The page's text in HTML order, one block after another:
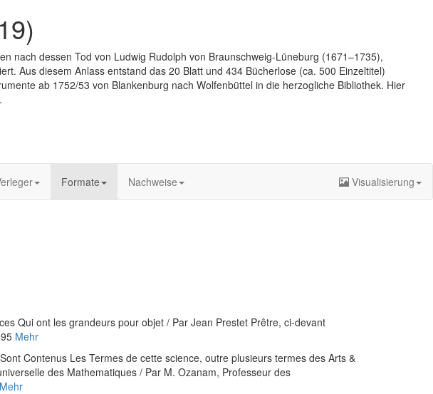
nach dessen Tod von Ludwig Rudolph von Braunschweig-Lüneburg (1671–1735),
Aus diesem Anlass entstand das 20 Blatt und 434 Bücherlose (ca. 500 Einzeltitel)
ab 1752/53 von Blankenburg nach Wolfenbüttel in die herzogliche Bibliothek. Hier
Formate Nachweise Visualisierung
Qui ont les grandeurs pour objet / Par Jean Prestet Prêtre, ci-devant
Mehr
Contenus Les Termes de cette science, outre plusieurs termes des Arts &
des Mathematiques / Par M. Ozanam, Professeur des
Mehr